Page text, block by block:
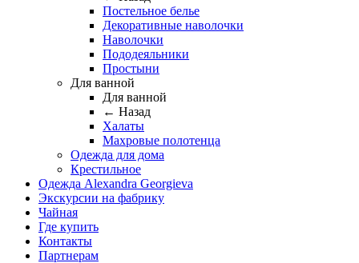
Постельное белье
Декоративные наволочки
Наволочки
Пододеяльники
Простыни
Для ванной
Для ванной
← Назад
Халаты
Махровые полотенца
Одежда для дома
Крестильное
Одежда Alexandra Georgieva
Экскурсии на фабрику
Чайная
Где купить
Контакты
Партнерам